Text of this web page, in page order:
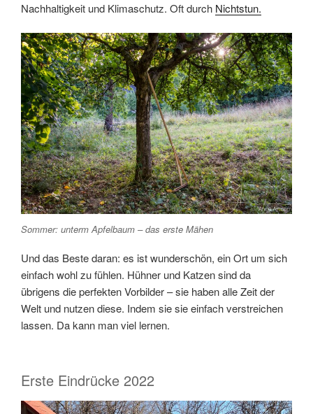
Nachhaltigkeit und Klimaschutz. Oft durch Nichtstun.
Sommer: unterm Apfelbaum – das erste Mähen
Und das Beste daran: es ist wunderschön, ein Ort um sich
einfach wohl zu fühlen. Hühner und Katzen sind da
übrigens die perfekten Vorbilder – sie haben alle Zeit der
Welt und nutzen diese. Indem sie sie einfach verstreichen
lassen. Da kann man viel lernen.
Erste Eindrücke 2022